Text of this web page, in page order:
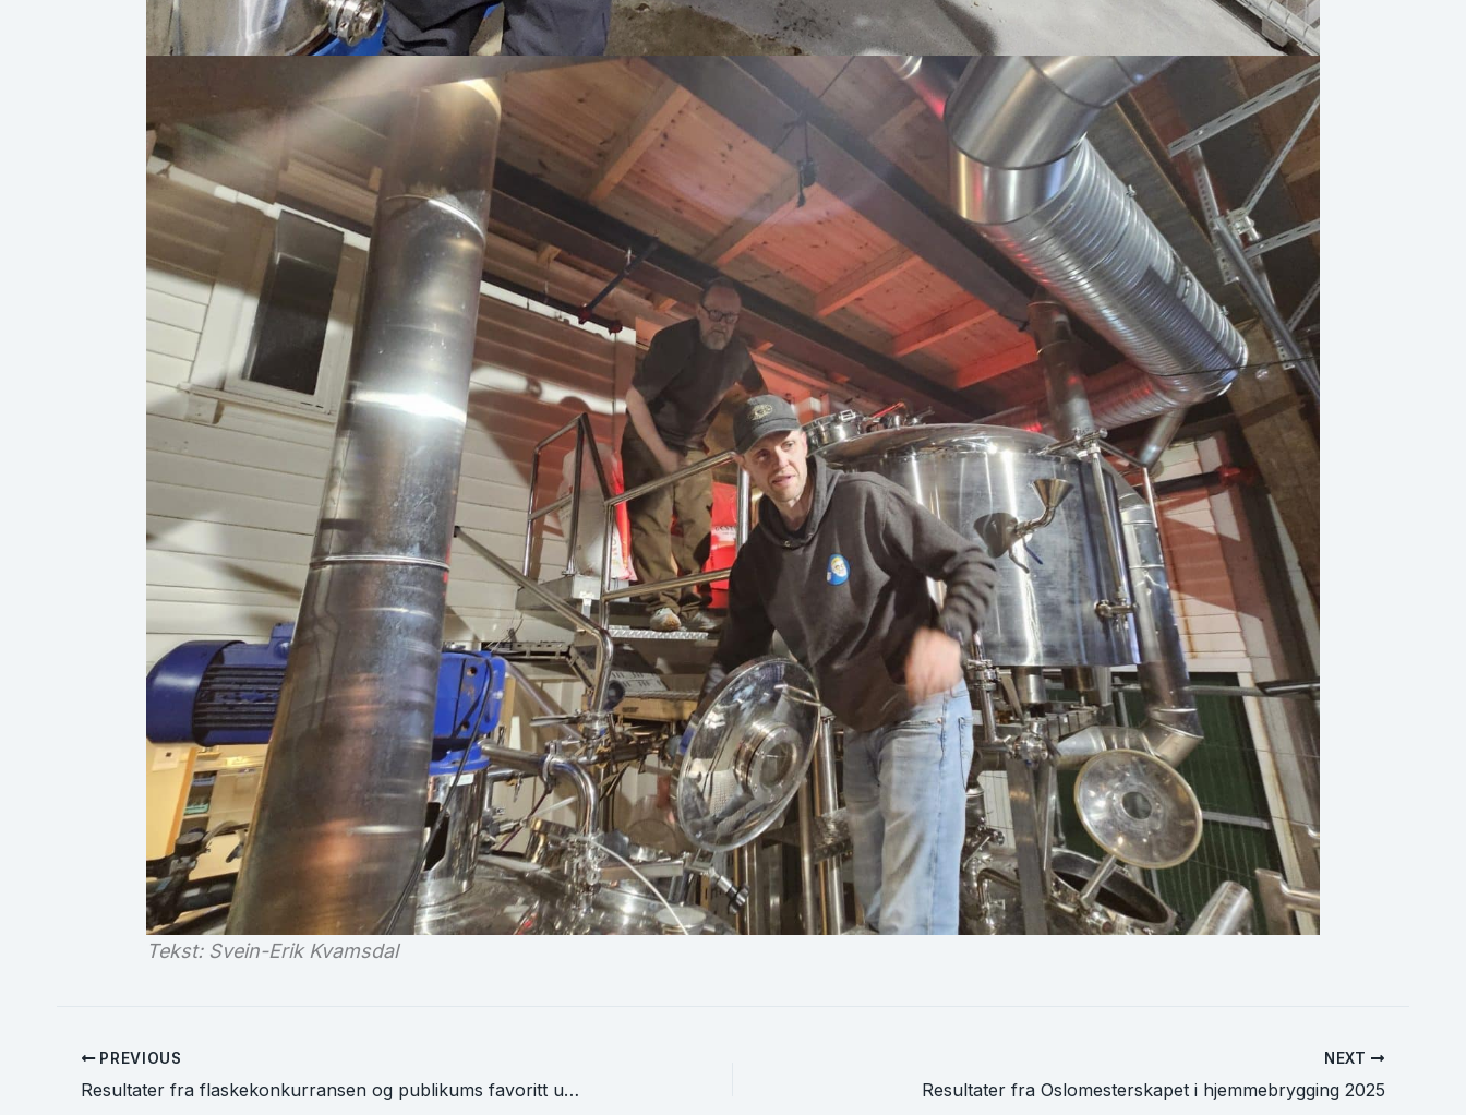
Tekst: Svein-Erik Kvamsdal
PREVIOUS
Resultater fra flaskekonkurransen og publikums favoritt under årets sommerfest i Bergen
NEXT
Resultater fra Oslomesterskapet i hjemmebrygging 2025